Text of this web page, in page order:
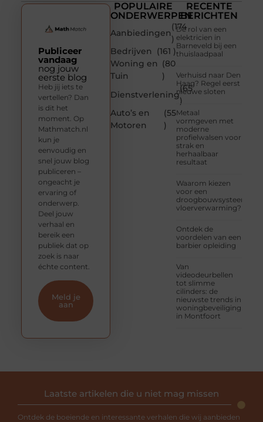
POPULAIRE
ONDERWERPEN
Aanbiedingen
(174
)
Bedrijven
(161 )
Woning en
Tuin
(80
)
Dienstverlening
(65
)
Auto’s en
Motoren
(55
)
RECENTE
BERICHTEN
De rol van een
elektricien in
Barneveld bij een
thuislaadpaal
Verhuisd naar Den
Haag? Regel eerst
nieuwe sloten
Metaal
vormgeven met
moderne
profielwalsen voor
strak en
herhaalbaar
resultaat
Waarom kiezen
voor een
droogbouwsysteem
vloerverwarming?
Ontdek de
voordelen van een
barbier opleiding
Van
videodeurbellen
tot slimme
cilinders: de
nieuwste trends in
woningbeveiliging
in Montfoort
Publiceer
vandaag
nog jouw
eerste blog
Heb jij iets te
vertellen? Dan
is dit het
moment. Op
Mathmatch.nl
kun je
eenvoudig en
snel jouw blog
publiceren –
ongeacht je
ervaring of
onderwerp.
Deel jouw
verhaal en
bereik een
publiek dat op
zoek is naar
échte content.
Meld je
aan
Laatste artikelen die u niet mag missen
Ontdek de boeiende en interessante verhalen die wij aanbieden